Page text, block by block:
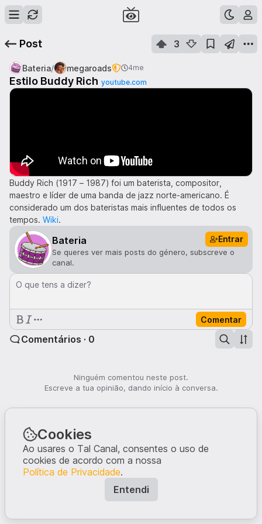
Post 3
Bateria/ megaroads 4me
Estilo Buddy Rich youtube.com
Buddy Rich (1917 – 1987) foi um baterista, compositor,
maestro e líder de uma banda de jazz norte-americano. É
considerado um dos bateristas mais influentes de todos os
tempos. Wiki.
Bateria Entrar
Se queres ver mais posts do género, subscreve o
canal.
O que tens a dizer?
Comentar
Comentários · 0
Ninguém comentou neste post.
Escreve a tua opinião, dando início à conversa.
Cookies
Ao usares o Tal Canal, consentes o uso de
cookies de acordo com a nossa
Política de Privacidade.
Entendi